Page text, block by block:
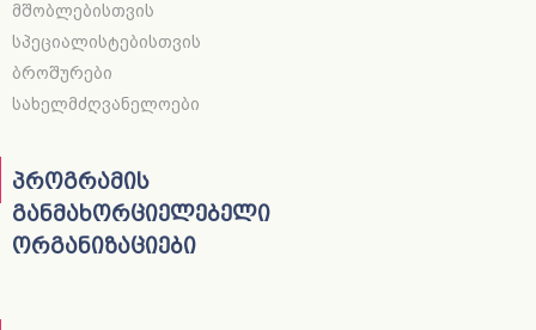
მშობლებისთვის
სპეციალისტებისთვის
ბროშურები
სახელმძღვანელოები
პროგრამის
განმახორციელებელი
ორგანიზაციები